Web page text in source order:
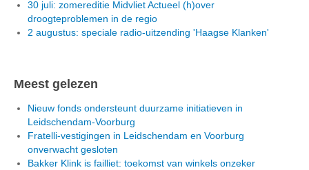
30 juli: zomereditie Midvliet Actueel (h)over
droogteproblemen in de regio
2 augustus: speciale radio-uitzending 'Haagse Klanken'
Meest gelezen
Nieuw fonds ondersteunt duurzame initiatieven in
Leidschendam-Voorburg
Fratelli-vestigingen in Leidschendam en Voorburg
onverwacht gesloten
Bakker Klink is failliet: toekomst van winkels onzeker